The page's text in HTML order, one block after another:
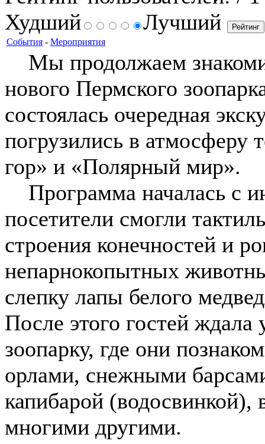
Худший
Лучший
События - Мероприятия
Мы продолжаем
нового Пермского
состоялась очередная
погрузились в атмосферу
гор» и «Полярный мир».
Программа началась с
посетители смогли
строения конечностей и
непарнокопытных
слепку лапы белого
После этого гостей ждала
зоопарку, где они
орлами, снежными
капибарой
многими другими.